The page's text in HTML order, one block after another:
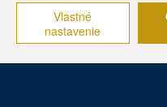
Vlastné
nastavenie
Slovenské liečebné
Design byDataConcept.sk